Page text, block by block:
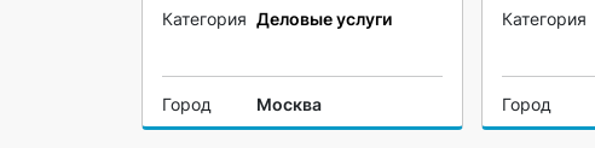
Категория Деловые услуги
Город Москва
Категория
Город